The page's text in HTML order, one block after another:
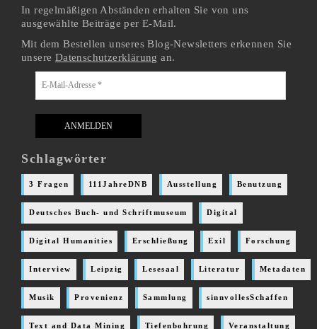
In regelmäßigen Abständen erhalten Sie von uns
ausgewählte Beiträge per E-Mail.
Mit dem Bestellen unseres Blog-Newsletters erkennen Sie
unsere Datenschutzerklärung an.
Schlagwörter
3 Fragen 111JahreDNB Ausstellung Benutzung
Deutsches Buch- und Schriftmuseum Digital
Digital Humanities Erschließung Exil Forschung
Interview Leipzig Lesesaal Literatur Metadaten
Musik Provenienz Sammlung sinnvollesSchaffen
Text and Data Mining Tiefenbohrung Veranstaltung